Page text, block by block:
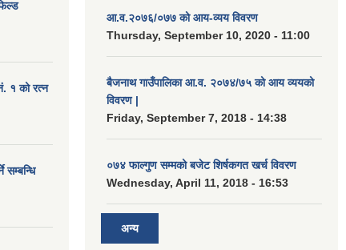
१ को रत्न
सम्बन्धि
आ.व.२०७६/०७७ को आय-व्यय विवरण
Thursday, September 10, 2020 - 11:00
बैजनाथ गाउँपालिका आ.व. २०७४/७५ को आय व्ययको
विवरण |
Friday, September 7, 2018 - 14:38
०७४ फाल्गुण सम्मको बजेट शिर्षकगत खर्च विवरण
Wednesday, April 11, 2018 - 16:53
अन्य